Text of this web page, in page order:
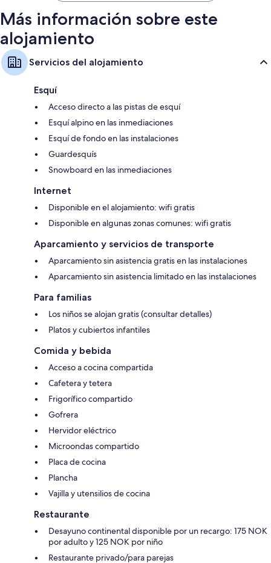
Más información sobre este
alojamiento
Servicios del alojamiento
Esquí
Acceso directo a las pistas de esquí
Esquí alpino en las inmediaciones
Esquí de fondo en las instalaciones
Guardesquís
Snowboard en las inmediaciones
Internet
Disponible en el alojamiento: wifi gratis
Disponible en algunas zonas comunes: wifi gratis
Aparcamiento y servicios de transporte
Aparcamiento sin asistencia gratis en las instalaciones
Aparcamiento sin asistencia limitado en las instalaciones
Para familias
Los niños se alojan gratis (consultar detalles)
Platos y cubiertos infantiles
Comida y bebida
Acceso a cocina compartida
Cafetera y tetera
Frigorífico compartido
Gofrera
Hervidor eléctrico
Microondas compartido
Placa de cocina
Plancha
Vajilla y utensilios de cocina
Restaurante
Desayuno continental disponible por un recargo: 175 NOK
por adulto y 125 NOK por niño
Restaurante privado/para parejas